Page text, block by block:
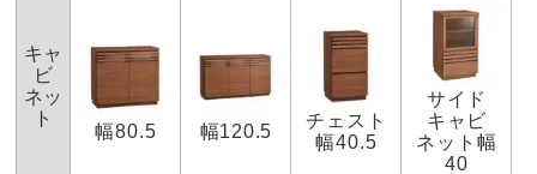
■引き出し奥行27.5cm
■天板耐荷重約30kg
■素材：前面…（ア）ウォルナット天然木（オイル仕上
げ）（イ）オーク天然木（同）・強化化粧合板・3mm厚ガ
この度はお買い上げいただき誠にありがとうござい
ます。
仰る通り、デッキの受光部の位置によってリモコン
が効きづらい可能性御座います。
ご不便をお掛けしており申し訳ありません。
今後ともディノス家具を何卒宜しくお願い致しま
キャ
ビ
ネッ
ト
幅80.5 幅120.5
チェスト
幅40.5
サイド
キャビ
ネット幅
40